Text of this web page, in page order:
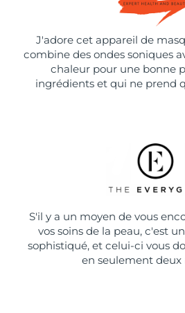
J'adore cet appareil de
combine des ondes soniques
chaleur pour une bonne
ingrédients et qui ne prend
S'il y a un moyen de vous
vos soins de la peau, c'est
sophistiqué, et celui-ci vous
en seulement deux